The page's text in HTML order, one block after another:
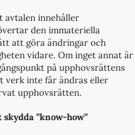
avtalen innehåller
den immateriella
att göra ändringar och
vidare. Om inget annat är
på upphovsrättens
verk inte får ändras eller
upphovsrätten.
”know-how”